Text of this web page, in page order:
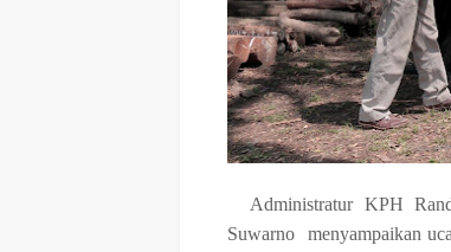
Administratur KPH
Suwarno menyampaikan